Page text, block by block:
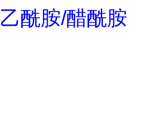
乙酰胺/醋酰胺